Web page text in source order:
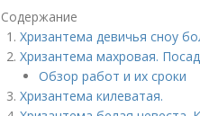
Содержание
Хризантема девичья сноу
Хризантема махровая.
Обзор работ и их сроки
Хризантема килеватая.